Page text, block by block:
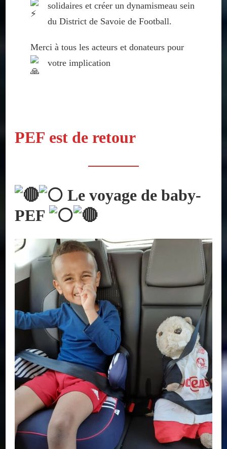
solidaires et créer un dynamismeau sein
du District de Savoie de Football.
Merci à tous les acteurs et donateurs pour
votre implication
PEF est de retour
Le voyage de baby-
PEF